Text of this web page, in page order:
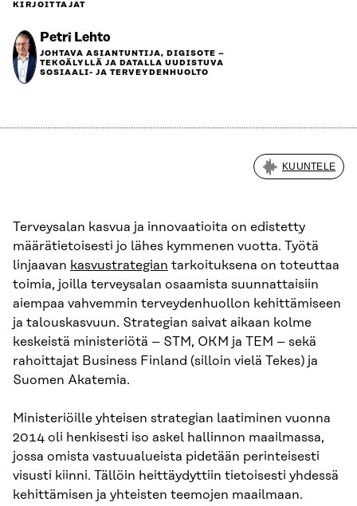
KIRJOITTAJAT
Petri Lehto
JOHTAVA ASIANTUNTIJA, DIGISOTE –
TEKOÄLYLLÄ JA DATALLA UUDISTUVA
SOSIAALI- JA TERVEYDENHUOLTO
KUUNTELE
Terveysalan kasvua ja innovaatioita on edistetty
määrätietoisesti jo lähes kymmenen vuotta. Työtä
linjaavan kasvustrategian tarkoituksena on toteuttaa
toimia, joilla terveysalan osaamista suunnattaisiin
aiempaa vahvemmin terveydenhuollon kehittämiseen
ja talouskasvuun. Strategian saivat aikaan kolme
keskeistä ministeriötä – STM, OKM ja TEM – sekä
rahoittajat Business Finland (silloin vielä Tekes) ja
Suomen Akatemia.
Ministeriöille yhteisen strategian laatiminen vuonna
2014 oli henkisesti iso askel hallinnon maailmassa,
jossa omista vastuualueista pidetään perinteisesti
visusti kiinni. Tällöin heittäydyttiin tietoisesti yhdessä
kehittämisen ja yhteisten teemojen maailmaan.